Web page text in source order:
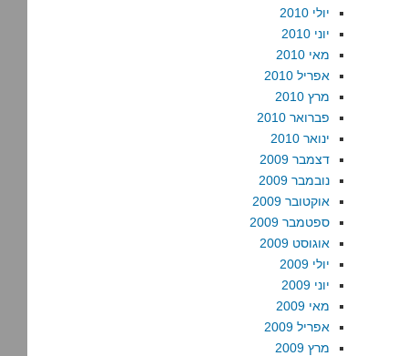
יולי 2010
יוני 2010
מאי 2010
אפריל 2010
מרץ 2010
פברואר 2010
ינואר 2010
דצמבר 2009
נובמבר 2009
אוקטובר 2009
ספטמבר 2009
אוגוסט 2009
יולי 2009
יוני 2009
מאי 2009
אפריל 2009
מרץ 2009